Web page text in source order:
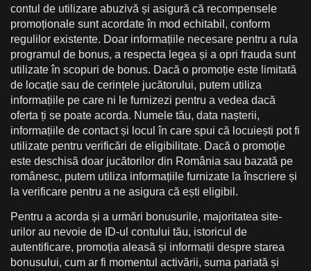
contul de utilizare abuzivă și asigură că recompensele
promoționale sunt acordate în mod echitabil, conform
regulilor existente. Doar informațiile necesare pentru a rula
programul de bonus, a respecta legea și a opri frauda sunt
utilizate în scopuri de bonus. Dacă o promoție este limitată
de locație sau de cerințele jucătorului, putem utiliza
informațiile pe care ni le furnizezi pentru a vedea dacă
oferta ți se poate acorda. Numele tău, data nașterii,
informațiile de contact și locul în care spui că locuiești pot fi
utilizate pentru verificări de eligibilitate. Dacă o promoție
este deschisă doar jucătorilor din România sau bazată pe
românesc, putem utiliza informațiile furnizate la înscriere și
la verificare pentru a ne asigura că ești eligibil.
Pentru a acorda și a urmări bonusurile, majoritatea site-
urilor au nevoie de ID-ul contului tău, istoricul de
autentificare, promoția aleasă și informații despre starea
bonusului, cum ar fi momentul activării, suma pariată și